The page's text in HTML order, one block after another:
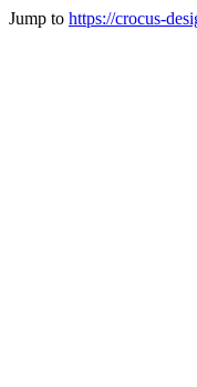
Jump to https://crocus-